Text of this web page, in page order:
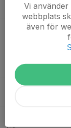
Ons
Fre
Vi
webbplats
även för